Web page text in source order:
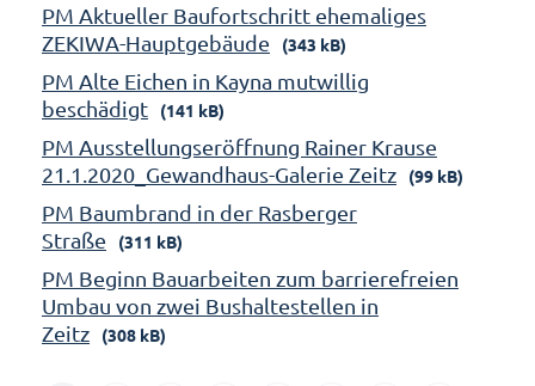
PM Aktueller Baufortschritt ehemaliges
ZEKIWA-Hauptgebäude
(343 kB)
PM Alte Eichen in Kayna mutwillig
beschädigt
(141 kB)
PM Ausstellungseröffnung Rainer Krause
21.1.2020_Gewandhaus-Galerie Zeitz
(99 kB)
PM Baumbrand in der Rasberger
Straße
(311 kB)
PM Beginn Bauarbeiten zum barrierefreien
Umbau von zwei Bushaltestellen in
Zeitz
(308 kB)